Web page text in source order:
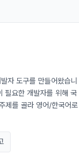
자 도구를 만들어왔습니
요한 개발자를 위해 국
제를 골라 영어/한국어로